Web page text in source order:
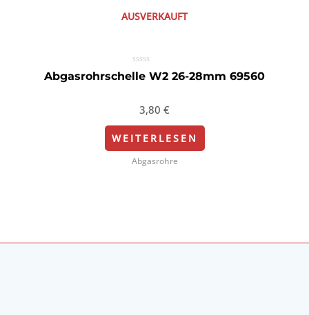
AUSVERKAUFT
Bewertet
mit
Abgasrohrschelle W2 26-28mm 69560
3,80 €
WEITERLESEN
Abgasrohre